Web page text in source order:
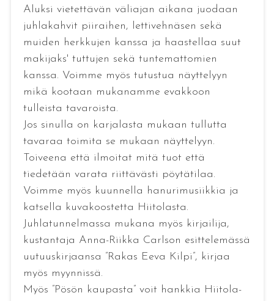
Aluksi vietettävän väliajan aikana juodaan
juhlakahvit piiraihen, lettivehnäsen sekä
muiden herkkujen kanssa ja haastellaa suut
makijaks' tuttujen sekä tuntemattomien
kanssa. Voimme myös tutustua näyttelyyn
mikä kootaan mukanamme evakkoon
tulleista tavaroista.
Jos sinulla on karjalasta mukaan tullutta
tavaraa toimita se mukaan näyttelyyn.
Toiveena että ilmoitat mitä tuot että
tiedetään varata riittävästi pöytätilaa.
Voimme myös kuunnella hanurimusiikkia ja
katsella kuvakoostetta Hiitolasta.
Juhlatunnelmassa mukana myös kirjailija,
kustantaja Anna-Riikka Carlson esittelemässä
uutuuskirjaansa ”Rakas Eeva Kilpi”, kirjaa
myös myynnissä.
Myös ”Pösön kaupasta” voit hankkia Hiitola-